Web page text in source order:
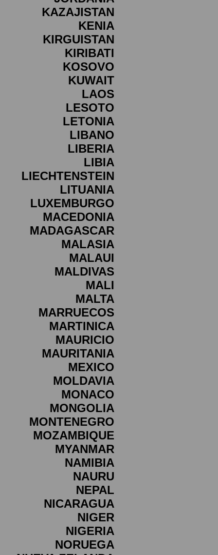
KAZAJISTAN
KENIA
KIRGUISTAN
KIRIBATI
KOSOVO
KUWAIT
LAOS
LESOTO
LETONIA
LIBANO
LIBERIA
LIBIA
LIECHTENSTEIN
LITUANIA
LUXEMBURGO
MACEDONIA
MADAGASCAR
MALASIA
MALAUI
MALDIVAS
MALI
MALTA
MARRUECOS
MARTINICA
MAURICIO
MAURITANIA
MEXICO
MOLDAVIA
MONACO
MONGOLIA
MONTENEGRO
MOZAMBIQUE
MYANMAR
NAMIBIA
NAURU
NEPAL
NICARAGUA
NIGER
NIGERIA
NORUEGA